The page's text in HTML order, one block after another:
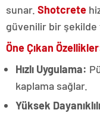
sunar. Shotcrete
güvenilir bir şekilde
Öne Çıkan
Hızlı Uygulama:
kaplama sağlar.
Yüksek